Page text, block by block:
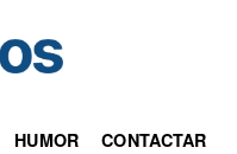
HUMOR
CONTACTAR